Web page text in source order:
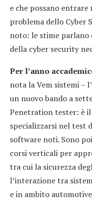
e che possano
problema dello Cyber
noto: le stime
della cyber security
Per l’anno
nota la Vem sistemi –
un nuovo bando a
Penetration tester: è
specializzarsi nel test
software noti. Sono
corsi verticali per
tra cui la sicurezza
l’interazione tra
e in ambito